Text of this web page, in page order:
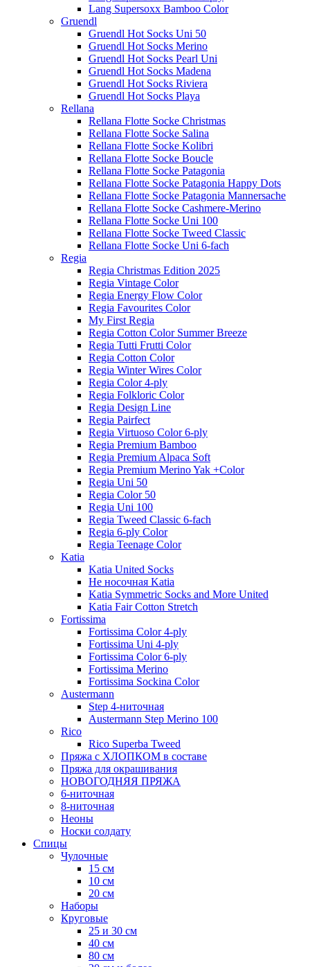
Lang Supersoxx Bamboo Color
Gruendl
Gruendl Hot Socks Uni 50
Gruendl Hot Socks Merino
Gruendl Hot Socks Pearl Uni
Gruendl Hot Socks Madena
Gruendl Hot Socks Riviera
Gruendl Hot Socks Playa
Rellana
Rellana Flotte Socke Christmas
Rellana Flotte Socke Salina
Rellana Flotte Socke Kolibri
Rellana Flotte Socke Boucle
Rellana Flotte Socke Patagonia
Rellana Flotte Socke Patagonia Happy Dots
Rellana Flotte Socke Patagonia Mannersache
Rellana Flotte Socke Cashmere-Merino
Rellana Flotte Socke Uni 100
Rellana Flotte Socke Tweed Classic
Rellana Flotte Socke Uni 6-fach
Regia
Regia Christmas Edition 2025
Regia Vintage Color
Regia Energy Flow Color
Regia Favourites Color
My First Regia
Regia Cotton Color Summer Breeze
Regia Tutti Frutti Color
Regia Cotton Color
Regia Winter Wires Color
Regia Color 4-ply
Regia Folkloric Color
Regia Design Line
Regia Pairfect
Regia Virtuoso Color 6-ply
Regia Premium Bamboo
Regia Premium Alpaca Soft
Regia Premium Merino Yak +Color
Regia Uni 50
Regia Color 50
Regia Uni 100
Regia Tweed Classic 6-fach
Regia 6-ply Color
Regia Teenage Color
Katia
Katia United Socks
Не носочная Katia
Katia Symmetric Socks and More United
Katia Fair Cotton Stretch
Fortissima
Fortissima Color 4-ply
Fortissima Uni 4-ply
Fortissima Color 6-ply
Fortissima Merino
Fortissima Sockina Color
Austermann
Step 4-ниточная
Austermann Step Merino 100
Rico
Rico Superba Tweed
Пряжа с ХЛОПКОМ в составе
Пряжа для окрашивания
НОВОГОДНЯЯ ПРЯЖА
6-ниточная
8-ниточная
Неоны
Носки солдату
Спицы
Чулочные
15 см
10 см
20 см
Наборы
Круговые
25 и 30 см
40 см
80 см